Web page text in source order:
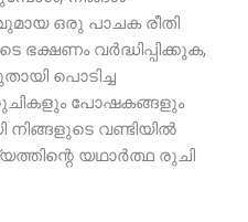
ഒരു പാചക രീതി
ഭക്ഷണം വർദ്ധിപ്പിക്കുക,
പൊടിച്ച
പോഷകങ്ങളും
നിങ്ങളുടെ വണ്ടിയിൽ
യഥാർത്ഥ രുചി